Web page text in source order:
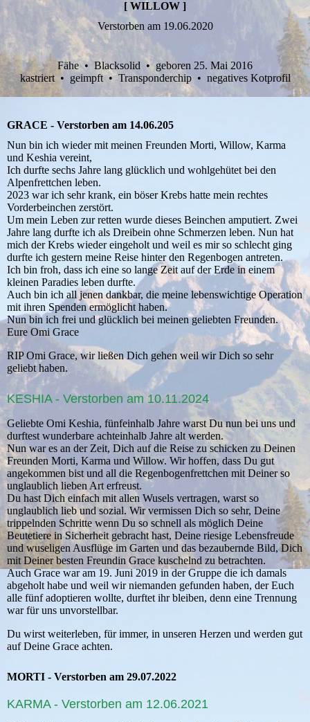
[ WILLOW ]
Verstorben am 19.06.2020
Fähe • Blacksolid • geboren 25. Mai 2016
kastriert • geimpft • Transponderchip • negatives Kotprofil
GRACE - Verstorben am 14.06.205
Nun bin ich wieder mit meinen Freunden Morti, Willow, Karma
und Keshia vereint,
Ich durfte sechs Jahre lang glücklich und wohlgehütet bei den
Alpenfrettchen leben.
2023 war ich sehr krank, ein böser Krebs hatte mein rechtes
Vorderbeinchen zerstört.
Um mein Leben zur retten wurde dieses Beinchen amputiert. Zwei
Jahre lang durfte ich als Dreibein ohne Schmerzen leben. Nun hat
mich der Krebs wieder eingeholt und weil es mir so schlecht ging
durfte ich gestern meine Reise hinter den Regenbogen antreten.
Ich bin froh, dass ich eine so lange Zeit auf der Erde in einem
kleinen Paradies leben durfte.
Auch bin ich all jenen dankbar, die meine lebenswichtige Operation
mit ihren Spenden ermöglicht haben.
Nun bin ich frei und glücklich bei meinen geliebten Freunden.
Eure Omi Grace
RIP Omi Grace, wir ließen Dich gehen weil wir Dich so sehr
geliebt haben.
KESHIA - Verstorben am 10.11.2024
Geliebte Omi Keshia, fünfeinhalb Jahre warst Du nun bei uns und
durftest wunderbare achteinhalb Jahre alt werden.
Nun war es an der Zeit, Dich auf die Reise zu schicken zu Deinen
Freunden Morti, Karma und Willow. Wir hoffen, dass Du gut
angekommen bist und all die Regenbogenfrettchen mit Deiner so
unglaublich lieben Art erfreust.
Du hast Dich einfach mit allen Wusels vertragen, warst so
unglaublich lieb und sozial. Wir vermissen Dich so sehr, Deine
trippelnden Schritte wenn Du so schnell als möglich Deine
Beutetiere in Sicherheit gebracht hast, Deine riesige Lebensfreude
und wuseligen Ausflüge im Garten und das bezaubernde Bild, Dich
mit Deiner besten Freundin Grace kuschelnd zu betrachten.
Auch Grace war am 19. Juni 2019 in der Gruppe die ich damals
abgeholt habe und weil wir niemanden gefunden haben, der Euch
alle fünf adoptieren wollte, durftet ihr bleiben, denn eine Trennung
war für uns unvorstellbar.
Du wirst weiterleben, für immer, in unseren Herzen und werden gut
auf Deine Grace achten.
MORTI - Verstorben am 29.07.2022
KARMA - Verstorben am 12.06.2021